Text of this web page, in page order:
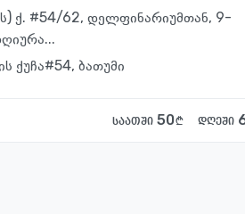
ქ. #54/62, დელფინარიუმთან, 9-
ქუჩა#54, ბათუმი
საათში 50 დღეში